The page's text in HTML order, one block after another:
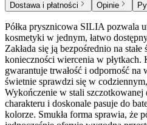
Dostawa i płatności
Opinie
Półka prysznicowa SILIA pozwala
kosmetyki w jednym, łatwo
Zakłada się ją bezpośrednio na
konieczności wiercenia w płytkach.
gwarantuje trwałość i odporność na
świetnie sprawdzi się w
Wykończenie w stali szczotkowanej
charakteru i doskonale pasuje do
kolorze. Smukła forma sprawia, że